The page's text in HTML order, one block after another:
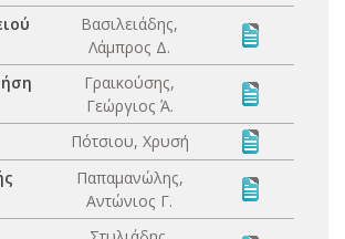
Βασιλειάδης,
Λάμπρος Δ.
Γραικούσης,
Γεώργιος Ά.
Πότσιου, Χρυσή
Παπαμανώλης,
Αντώνιος Γ.